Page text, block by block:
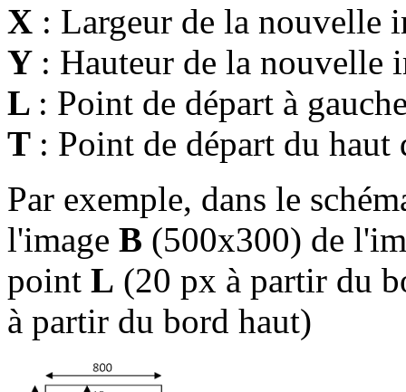
X : Largeur de la nouvelle
Y : Hauteur de la nouvelle
L : Point de départ à
T : Point de départ du
Par exemple, dans le
l'image B (500x300) de
point L (20 px à partir du
à partir du bord haut)